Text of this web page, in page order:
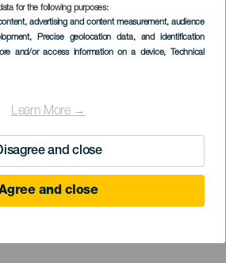
for the following purposes:
advertising and content measurement, audience
, Precise geolocation data, and identification
and/or access information on a device, Technical
Learn More →
and close
and close